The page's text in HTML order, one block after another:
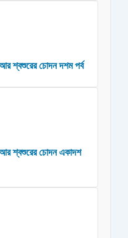
শ্বশুরের চোদন দশম পর্ব
আর শ্বশুরের চোদন একাদশ